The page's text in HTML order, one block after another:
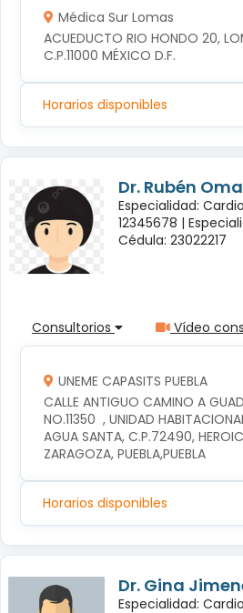
Médica Sur Lomas
ACUEDUCTO RIO HONDO 20,
C.P.11000 MÉXICO D.F.
Horarios disponibles
Dr. Rubén
Especialidad:
12345678 |
Cédula: 23022217
Consultorios Vídeo
UNEME CAPASITS PUEBLA
CALLE ANTIGUO CAMINO A
NO.11350  , UNIDAD
AGUA SANTA, C.P.72490,
ZARAGOZA, PUEBLA,PUEBLA
Horarios disponibles
Dr. Gina
Especialidad: